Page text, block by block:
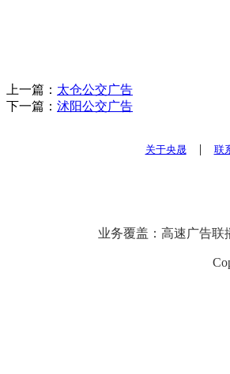
上一篇： 太仓公交广告
下一篇： 沭阳公交广告
关于央晟| 联
业务覆盖：高速广告